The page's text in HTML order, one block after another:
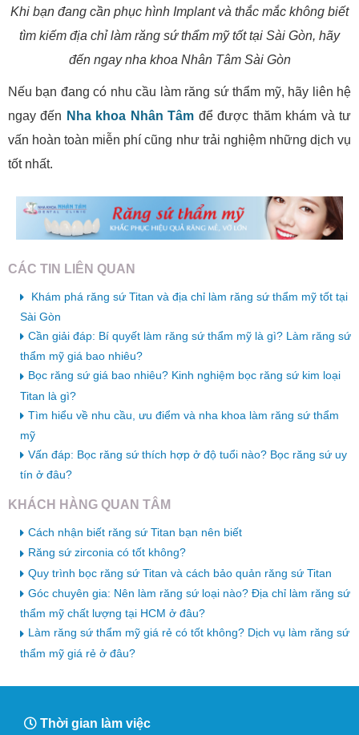
Khi bạn đang cần phục hình Implant và thắc mắc không biết
tìm kiếm địa chỉ làm răng sứ thẩm mỹ tốt tại Sài Gòn, hãy
đến ngay nha khoa Nhân Tâm Sài Gòn
Nếu bạn đang có nhu cầu làm răng sứ thẩm mỹ, hãy liên hệ
ngay đến Nha khoa Nhân Tâm để được thăm khám và tư
vấn hoàn toàn miễn phí cũng như trải nghiệm những dịch vụ
tốt nhất.
CÁC TIN LIÊN QUAN
Khám phá răng sứ Titan và địa chỉ làm răng sứ thẩm mỹ tốt tại
Sài Gòn
Cần giải đáp: Bí quyết làm răng sứ thẩm mỹ là gì? Làm răng sứ
thẩm mỹ giá bao nhiêu?
Bọc răng sứ giá bao nhiêu? Kinh nghiệm bọc răng sứ kim loại
Titan là gì?
Tìm hiểu về nhu cầu, ưu điểm và nha khoa làm răng sứ thẩm
mỹ
Vấn đáp: Bọc răng sứ thích hợp ở độ tuổi nào? Bọc răng sứ uy
tín ở đâu?
KHÁCH HÀNG QUAN TÂM
Cách nhận biết răng sứ Titan bạn nên biết
Răng sứ zirconia có tốt không?
Quy trình bọc răng sứ Titan và cách bảo quản răng sứ Titan
Góc chuyên gia: Nên làm răng sứ loại nào? Địa chỉ làm răng sứ
thẩm mỹ chất lượng tại HCM ở đâu?
Làm răng sứ thẩm mỹ giá rẻ có tốt không? Dịch vụ làm răng sứ
thẩm mỹ giá rẻ ở đâu?
Thời gian làm việc